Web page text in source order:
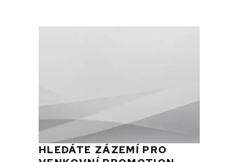
HLEDÁTE ZÁZEMÍ PRO